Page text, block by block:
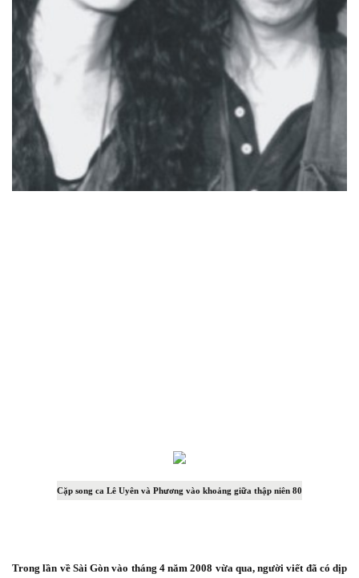
Cặp song ca Lê Uyên và Phương vào khoảng giữa thập niên 80
Trong lần về Sài Gòn vào tháng 4 năm 2008 vừa qua, người viết đã có dịp